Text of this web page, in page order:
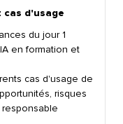
cas d'usage
du jour 1
en formation et
cas d'usage de
risques